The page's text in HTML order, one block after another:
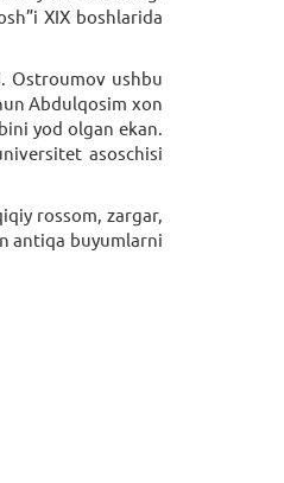
XIX boshlarida
Ostroumov ushbu
Abdulqosim xon
yod olgan ekan.
asoschisi
rossom, zargar,
antiqa buyumlarni